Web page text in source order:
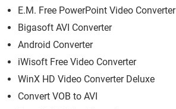
E.M. Free PowerPoint Video Converter
Bigasoft AVI Converter
Android Converter
iWisoft Free Video Converter
WinX HD Video Converter Deluxe
Convert VOB to AVI